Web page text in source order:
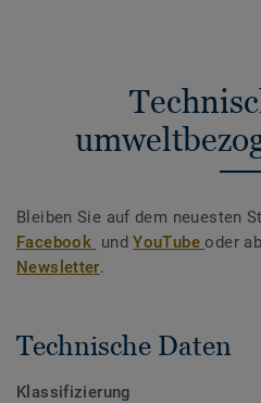
Bleiben Sie auf dem neuesten
Facebook undYouTubeoder
Newsletter.
Technische Daten
Klassifizierung